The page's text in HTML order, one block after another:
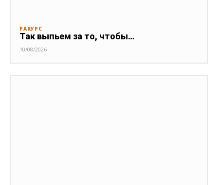
РАКУРС
Так выпьем за то, чтобы…
10/08/2026